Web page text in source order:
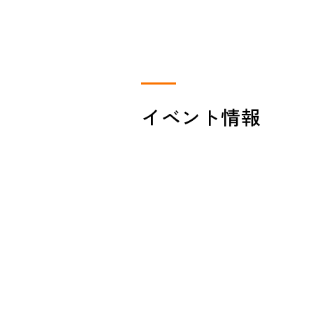
イベント情報